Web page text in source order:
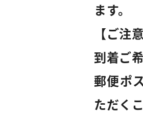
ます。
【ご注
到着ご
郵便ポ
ただく